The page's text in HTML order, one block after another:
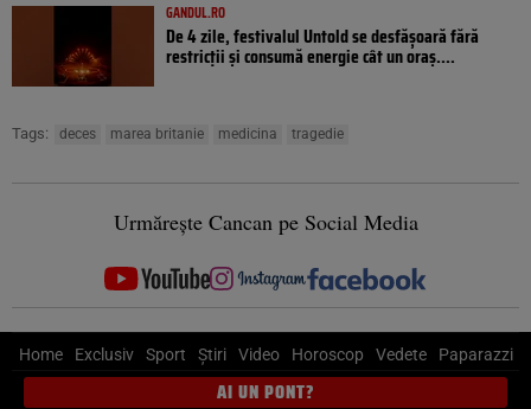
GANDUL.RO
De 4 zile, festivalul Untold se desfășoară fără
restricții și consumă energie cât un oraș....
Tags: deces marea britanie medicina tragedie
Urmărește Cancan pe Social Media
Home Exclusiv Sport Știri Video Horoscop Vedete Paparazzi
AI UN PONT?